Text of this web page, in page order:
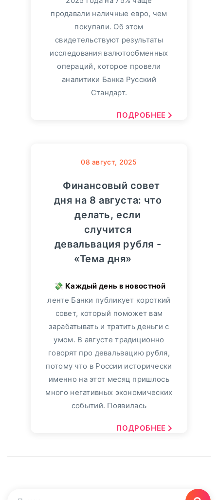
продавали наличные евро, чем
покупали. Об этом
свидетельствуют результаты
исследования валютообменных
операций, которое провели
аналитики Банка Русский
Стандарт.
ПОДРОБНЕЕ
08 август, 2025
Финансовый совет
дня на 8 августа: что
делать, если
случится
девальвация рубля -
«Тема дня»
ленте Банки публикует короткий
совет, который поможет вам
зарабатывать и тратить деньги с
умом. В августе традиционно
говорят про девальвацию рубля,
потому что в России исторически
именно на этот месяц пришлось
много негативных экономических
событий. Появилась
ПОДРОБНЕЕ